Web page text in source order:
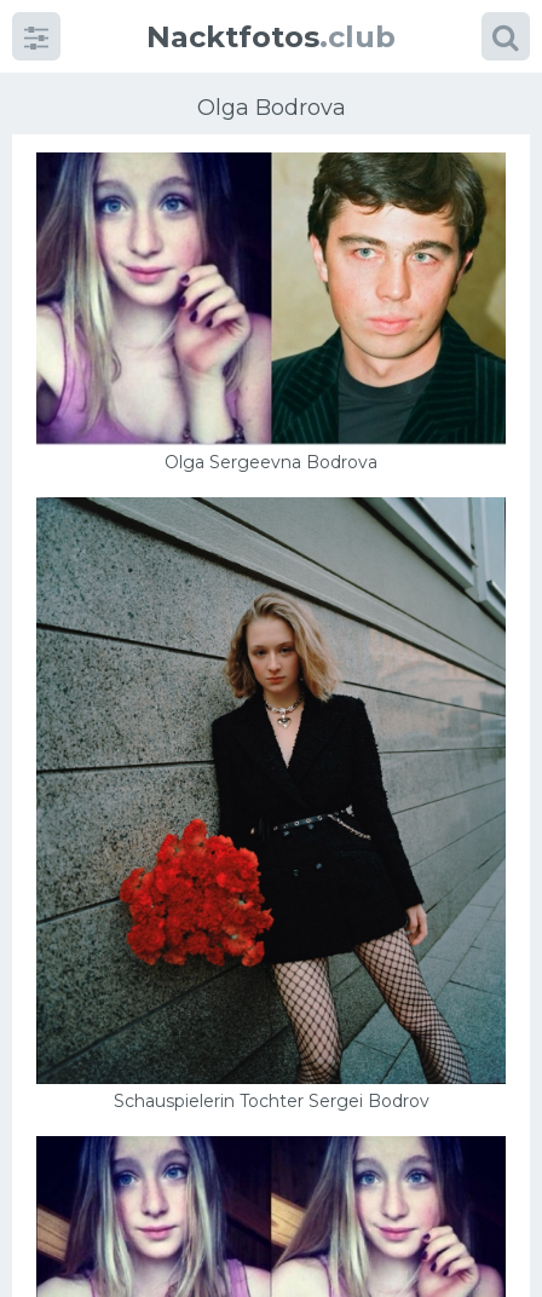
Nacktfotos.club
Olga Bodrova
Olga Sergeevna Bodrova
Schauspielerin Tochter Sergei Bodrov
Kategorienfoto
Große Brüste
Blonde
Massage
Reife Frauen
Schlampen
Anal
Russisch
Gruppen
Hardcore
Großer Schwanz
Nackte Mädchen
Privat